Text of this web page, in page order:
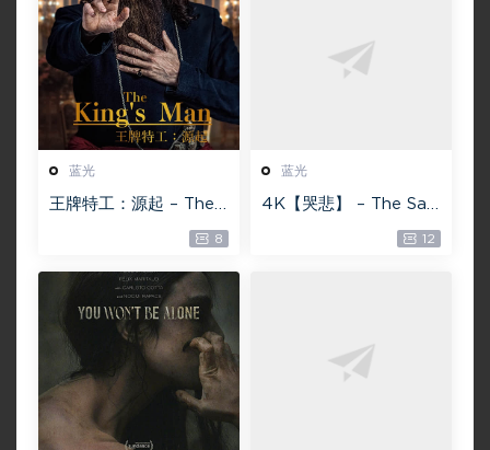
蓝光
王牌特工：源起 – The
IOS原盘 46.3G】 115网
8
蓝光
4K【哭悲】 – The Sad
12